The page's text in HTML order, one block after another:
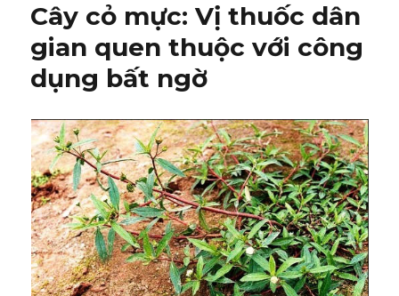
Cây cỏ mực: Vị thuốc dân
gian quen thuộc với công
dụng bất ngờ